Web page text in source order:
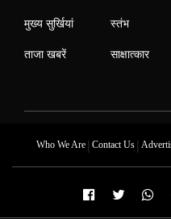
मुख्य सुर्खियां
ताजा खबरें
स्तंभ
साक्षात्कार
Who We Are| Contact Us|